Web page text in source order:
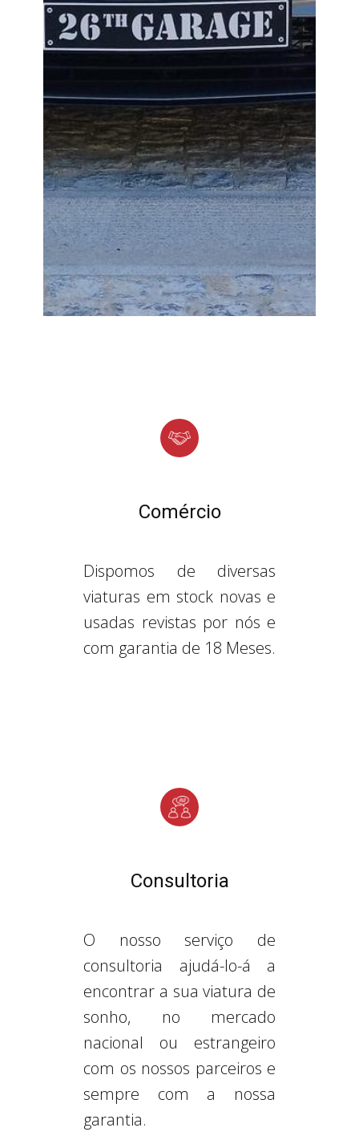
Comércio
Dispomos de diversas
viaturas em stock novas e
usadas revistas por nós e
com garantia de 18 Meses.
Consultoria
O nosso serviço de
consultoria ajudá-lo-á a
encontrar a sua viatura de
sonho, no mercado
nacional ou estrangeiro
com os nossos parceiros e
sempre com a nossa
garantia.